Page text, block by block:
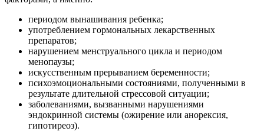
периодом вынашивания ребенка;
употреблением гормональных лекарственных
препаратов;
нарушением менструального цикла и периодом
менопаузы;
искусственным прерыванием беременности;
психоэмоциональными состояниями, полученными в
результате длительной стрессовой ситуации;
заболеваниями, вызванными нарушениями
эндокринной системы (ожирение или анорексия,
гипотиреоз).